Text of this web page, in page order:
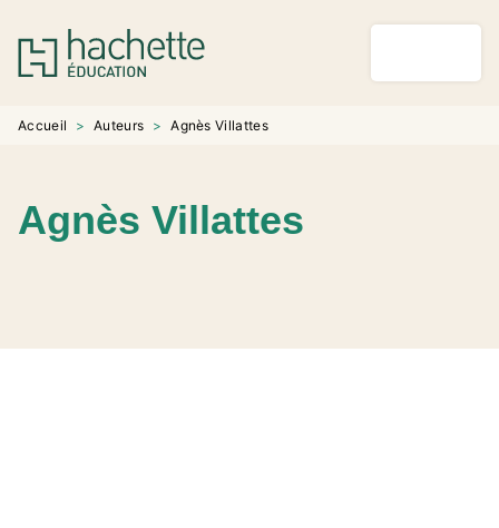
MENU RECHERCHE
PIED DE PAGE
Accueil > Auteurs > Agnès Villattes
Agnès Villattes